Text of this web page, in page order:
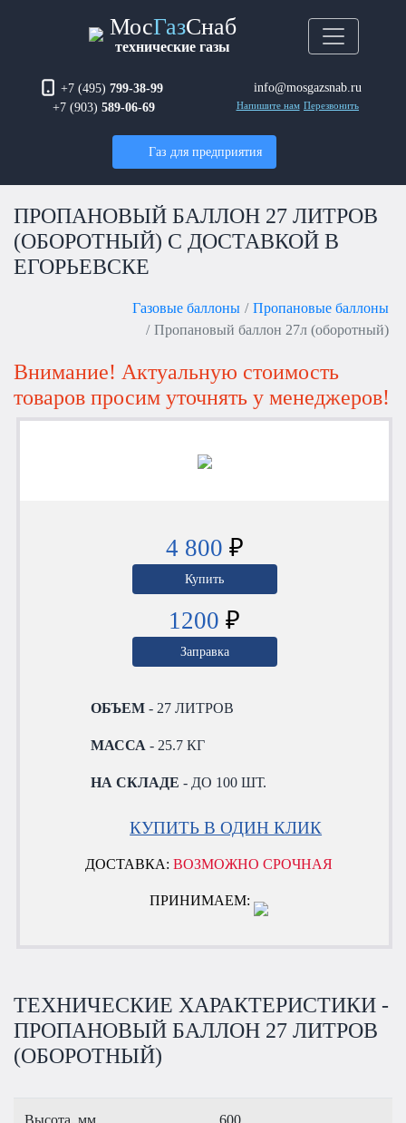
МосГазСнаб
технические газы
+7 (495) 799-38-99
+7 (903) 589-06-69
info@mosgazsnab.ru
Напишите нам Перезвонить
Газ для предприятия
ПРОПАНОВЫЙ БАЛЛОН 27 ЛИТРОВ
(ОБОРОТНЫЙ) С ДОСТАВКОЙ В
ЕГОРЬЕВСКЕ
Газовые баллоны
Пропановые баллоны
Пропановый баллон 27л (оборотный)
Внимание! Актуальную стоимость
товаров просим уточнять у менеджеров!
4 800 ₽
Купить
1200 ₽
Заправка
ОБЪЕМ - 27 ЛИТРОВ
МАССА - 25.7 КГ
НА СКЛАДЕ - ДО 100 ШТ.
КУПИТЬ В ОДИН КЛИК
ДОСТАВКА:ВОЗМОЖНО СРОЧНАЯ
ПРИНИМАЕМ:
ТЕХНИЧЕСКИЕ ХАРАКТЕРИСТИКИ -
ПРОПАНОВЫЙ БАЛЛОН 27 ЛИТРОВ
(ОБОРОТНЫЙ)